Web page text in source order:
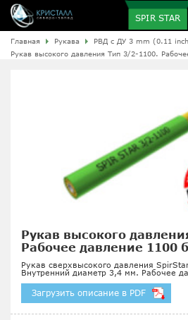
SPIR STAR
Главная Рукава
РВД с ДУ 3 mm (0.11
Рукав высокого давления Тип 3/2-1100.
Рукав высокого
Рабочее давление 1100
Рукав сверхвысокого давления
Внутренний диаметр 3,4 мм. Рабочее
Загрузить описание в PDF